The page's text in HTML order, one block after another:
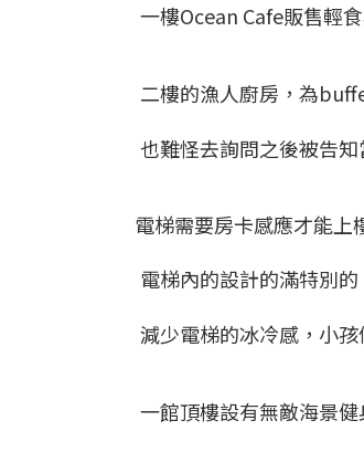
一樓Ocean Cafe販售輕
二樓的漁人廚房，為
也難怪去詢問之後被告
電梯需要房卡感應才能上
電梯內的設計的滿特別
減少電梯的冰冷感，小孩
一館頂樓設有無敵海景